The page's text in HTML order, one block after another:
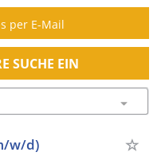
per E-Mail
SUCHE EIN
w/d)